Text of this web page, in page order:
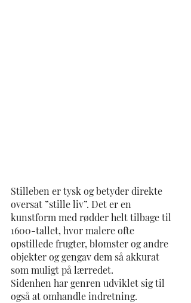
Stilleben er tysk og betyder direkte
oversat ”stille liv”. Det er en
kunstform med rødder helt tilbage til
1600-tallet, hvor malere ofte
opstillede frugter, blomster og andre
objekter og gengav dem så akkurat
som muligt på lærredet.
Sidenhen har genren udviklet sig til
også at omhandle indretning.